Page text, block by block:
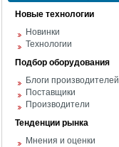
Новые технологии
Новинки
Технологии
Подбор оборудования
Блоги производителей
Поставщики
Производители
Тенденции рынка
Мнения и оценки